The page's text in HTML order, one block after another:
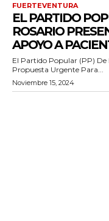
FUERTEVENTURA
EL PARTIDO
ROSARIO
APOYO A
El Partido Popular (PP) De
Propuesta Urgente Para...
Noviembre 15, 2024